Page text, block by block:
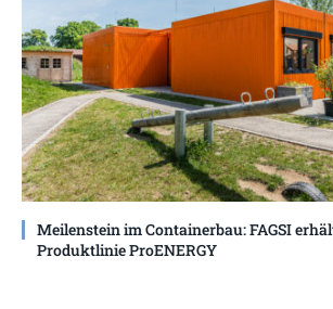
Meilenstein im Containerbau: FAGSI
Produktlinie ProENERGY